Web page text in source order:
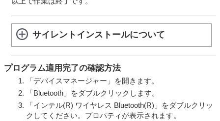
条件が適用されます。
第4条（権利の制限）
アリング、逆アセンブル、逆コンパイル等のソースコー
ド解析作業を行ってはならないものとします。
各許諾ソフトウェアはそれぞれ1つの製品として、本製品
における使用を条件に許諾されています。お客さまは、
別途VAIOが付属ドキュメント等で定める場合を除き、許
諾ソフトウェアの一部またはその構成部分を許諾ソフト
サイレントインストールについて
プログラム適用完了の確認方法
「デバイスマネージャー」を開きます。
「Bluetooth」をダブルクリックします。
「インテル(R) ワイヤレス Bluetooth(R)」をダブルクリッ
クしてください。プロパティが表示されます。